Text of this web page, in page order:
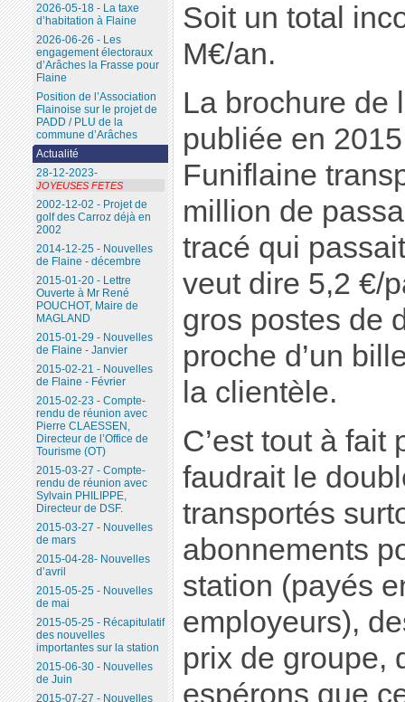
Soit un total
M€/an.
La brochure de
publiée en
Funiflaine
million de
tracé qui
veut dire 5,2 €/
gros postes de
proche d’un
la clientèle.
C’est tout à fait
faudrait le
transportés
abonnements
station (payés
employeurs),
prix de groupe,
espérons que
2026-05-18 - La taxe
d’habitation à Flaine
2026-06-26 - Les
engagement électoraux
d’Arâches la Frasse pour
Flaine
Position de l’Association
Flainoise sur le projet de
PADD / PLU de la
commune d’Arâches
Actualité
28-12-2023-
JOYEUSES FETES
2002-12-02 - Projet de
golf des Carroz déjà en
2002
2014-12-25 - Nouvelles
de Flaine - décembre
2015-01-20 - Lettre
Ouverte à Mr René
POUCHOT, Maire de
MAGLAND
2015-01-29 - Nouvelles
de Flaine - Janvier
2015-02-21 - Nouvelles
de Flaine - Février
2015-02-23 - Compte-
rendu de réunion avec
Pierre CLAESSEN,
Directeur de l’Office de
Tourisme (OT)
2015-03-27 - Compte-
rendu de réunion avec
Sylvain PHILIPPE,
Directeur de DSF.
2015-03-27 - Nouvelles
de mars
2015-04-28- Nouvelles
d’avril
2015-05-25 - Nouvelles
de mai
2015-05-25 - Récapitulatif
des nouvelles
importantes sur la station
2015-06-30 - Nouvelles
de Juin
2015-07-27 - Nouvelles